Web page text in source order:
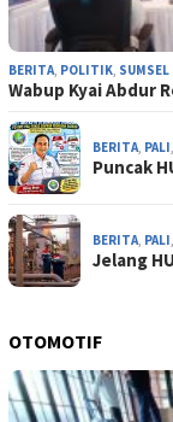
BERITA, POLITIK, SUMSEL
Wabup Kyai Abdur
BERITA, PALI,
Puncak
BERITA, PALI,
Jelang
OTOMOTIF